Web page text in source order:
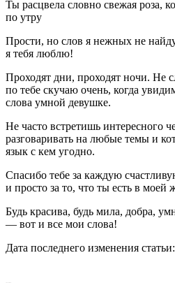
Ты расцвела словно свежая роза,
по утру
Прости, но слов я нежных не
я тебя люблю!
Проходят дни, проходят ночи. Не
по тебе скучаю очень, когда
слова умной девушке.
Не часто встретишь интересного
разговаривать на любые темы и
язык с кем угодно.
Спасибо тебе за каждую
и просто за то, что ты есть в моей
Будь красива, будь мила, добра,
— вот и все мои слова!
Дата последнего изменения